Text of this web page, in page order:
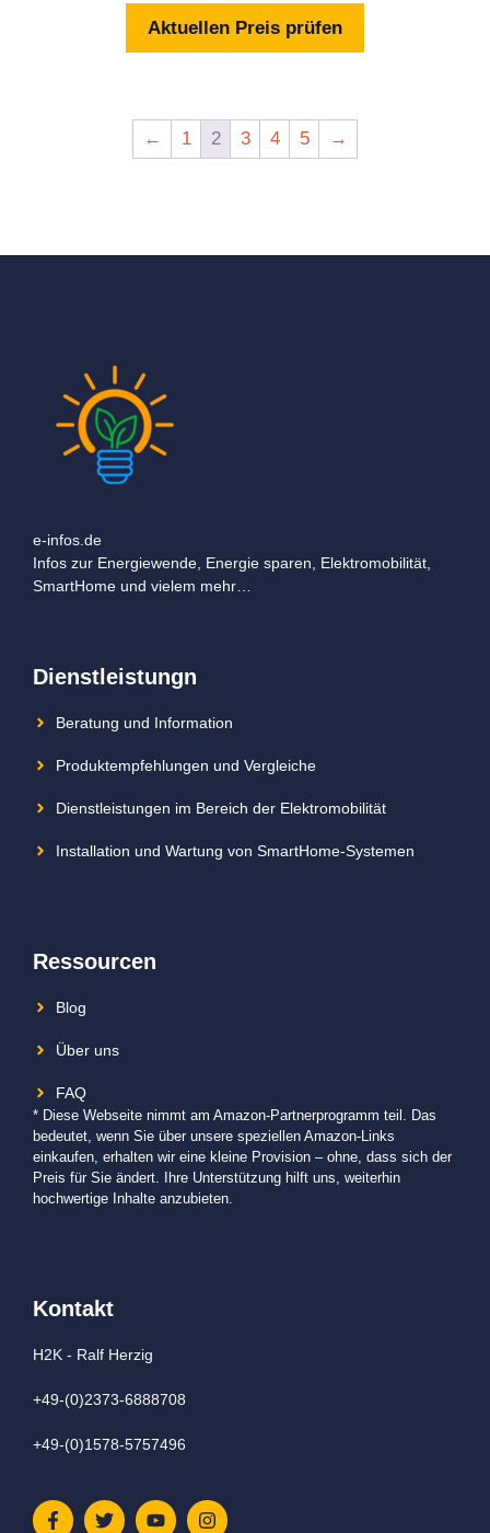
5
Aktuellen Preis prüfen
← 1 2 3 4 5 →
e-infos.de
Infos zur Energiewende, Energie sparen, Elektromobilität,
SmartHome und vielem mehr…
Dienstleistungn
Beratung und Information
Produktempfehlungen und Vergleiche
Dienstleistungen im Bereich der Elektromobilität
Installation und Wartung von SmartHome-Systemen
Ressourcen
Blog
Über uns
FAQ
* Diese Webseite nimmt am Amazon-Partnerprogramm teil. Das
bedeutet, wenn Sie über unsere speziellen Amazon-Links
einkaufen, erhalten wir eine kleine Provision – ohne, dass sich der
Preis für Sie ändert. Ihre Unterstützung hilft uns, weiterhin
hochwertige Inhalte anzubieten.
Kontakt
H2K - Ralf Herzig
+49-(0)2373-6888708
+49-(0)1578-5757496